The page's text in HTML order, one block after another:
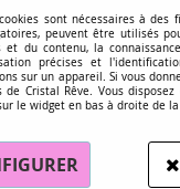
PERLES EN
dans les perles
sont nécessaires à des
peuvent être utilisés
et du contenu, la
précises et
sur un appareil. Si vous
de Cristal Rêve. Vous
le widget en bas à droite de